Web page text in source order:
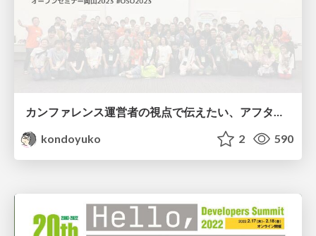
カンファレンス運営者の視点で伝えたい、アフターコロナのITコミュニティの未来 / The Future of IT Communities #OSO2023
kondoyuko
2 590